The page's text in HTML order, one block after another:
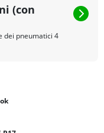
(con
dei pneumatici 4